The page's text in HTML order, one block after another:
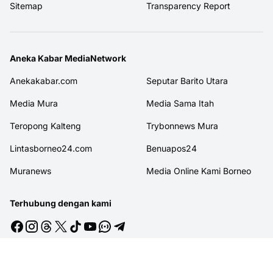
Sitemap Transparency Report
Aneka Kabar MediaNetwork
Anekakabar.com Seputar Barito Utara
Media Mura Media Sama Itah
Teropong Kalteng Trybonnews Mura
Lintasborneo24.com Benuapos24
Muranews Media Online Kami Borneo
Terhubung dengan kami